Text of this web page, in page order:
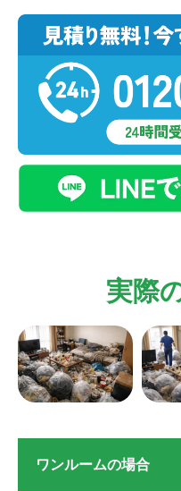
実際
ワンルームの場合